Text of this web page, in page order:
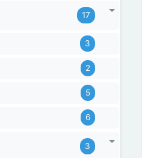
17
3
2
5
6
3